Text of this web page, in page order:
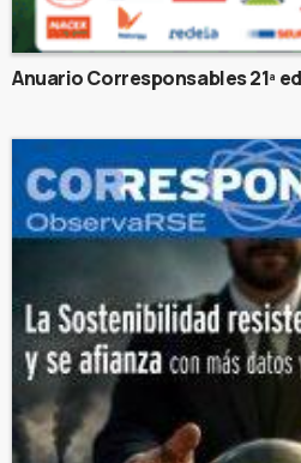
Anuario Corresponsables 21ª